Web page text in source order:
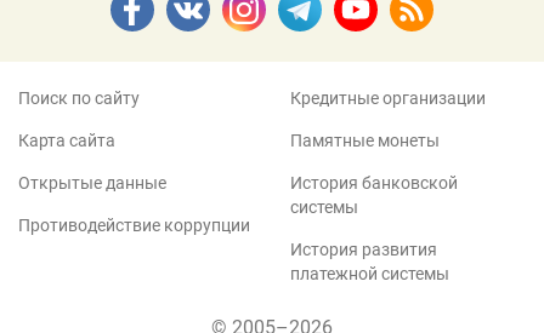
Поиск по сайту
Карта сайта
Открытые данные
Противодействие коррупции
Кредитные организации
Памятные монеты
История банковской
системы
История развития
платежной системы
© 2005–2026